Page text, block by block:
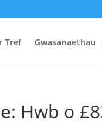
Tref Gwasanaethau
Hwb o